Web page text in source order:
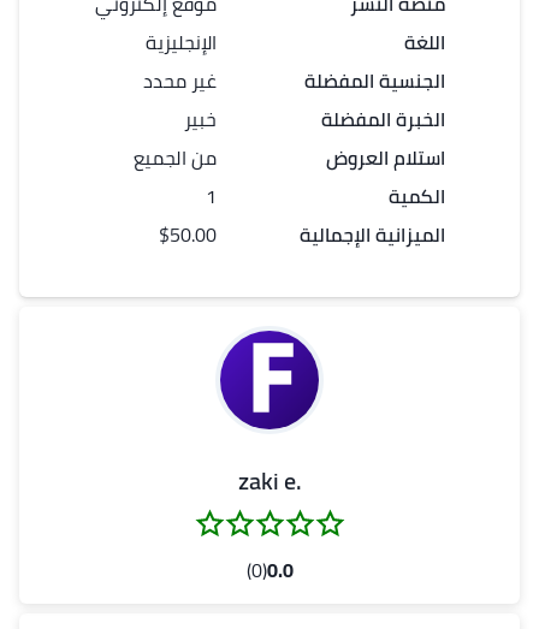
اللغة
الجنسية المفضلة
الخبرة المفضلة
استلام العروض
الكمية
الميزانية الإجمالية
الإنجليزية
غير محدد
خبير
من الجميع
1
$50.00
.zaki e
0.0
(0)